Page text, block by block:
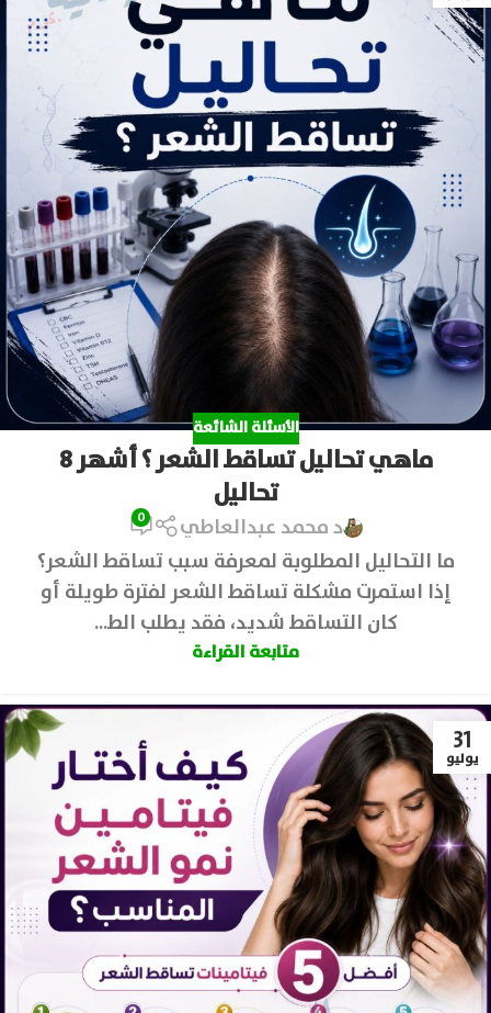
الأسئلة الشائعة
ماهي تحاليل تساقط الشعر ؟ أشهر 8
تحاليل
د محمد عبدالعاطي 0
ما التحاليل المطلوبة لمعرفة سبب تساقط الشعر؟
إذا استمرت مشكلة تساقط الشعر لفترة طويلة أو
كان التساقط شديد، فقد يطلب الط...
متابعة القراءة
31
يوليو